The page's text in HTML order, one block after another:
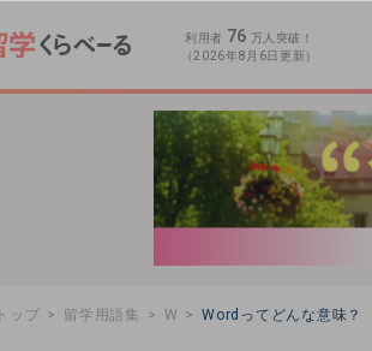
利用者 76 万人突破！
（2026年8月6日更新）
トップ 留学用語集 W Wordってどんな意味？